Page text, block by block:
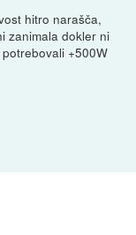
hitro narašča,
zanimala dokler ni
+500W